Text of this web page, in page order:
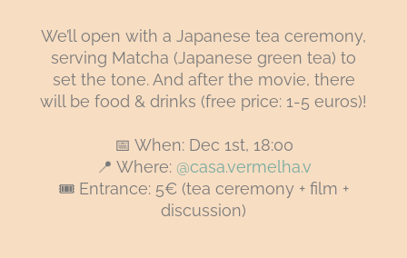
We’ll open with a Japanese tea ceremony,
serving Matcha (Japanese green tea) to
set the tone. And after the movie, there
will be food & drinks (free price: 1-5 euros)!
📅 When: Dec 1st, 18:00
📍 Where: @casa.vermelha.v
🎟 Entrance: 5€ (tea ceremony + film +
discussion)